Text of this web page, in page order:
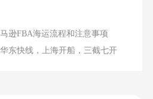
逊FBA海运流程和注意事项
东快线，上海开船，三截七开